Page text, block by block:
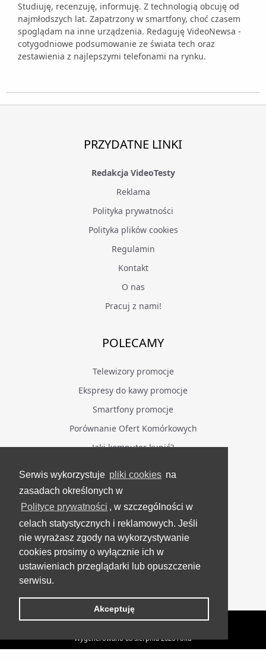
Serwis wykorzystuje pliki cookies na
zasadach określonych w
Polityce prywatności , w szczególności w
celach statystycznych i reklamowych. Jeśli
nie wyrażasz zgody na wykorzystywanie
cookies prosimy o wyłącznie ich w
ustawieniach przeglądarki lub opuszczenie
serwisu.
Akceptuję
Studiuję, recenzuję, informuję. Z technologią obcuję od
najmłodszych lat. Zapatrzony w smartfony, choć czasem
spoglądam na inne urządzenia. Redaguję VideoNewsa -
cotygodniowe podsumowanie ze świata tech oraz
zestawienia z najlepszymi telefonami na rynku.
PRZYDATNE LINKI
Redakcja VideoTesty
Reklama
Polityka prywatności
Polityka plików cookies
Regulamin
Kontakt
O nas
Pracuj z nami!
POLECAMY
Telewizory promocje
Ekspresy do kawy promocje
Smartfony promocje
Porównanie Ofert Komórkowych
Jaki komputer kupić?
BĄDŹ NA BIEŻĄCO
Facebook
Grupa Testerzy Videotestów
YouTube
Twitter
VideoTesty.pl Wszelkie prawa zastrzeżone
Wygenerowano 08 sierpnia 2026 roku